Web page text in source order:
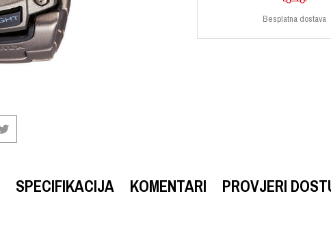
Besplatna dostava
SPECIFIKACIJA KOMENTARI PROVJERI